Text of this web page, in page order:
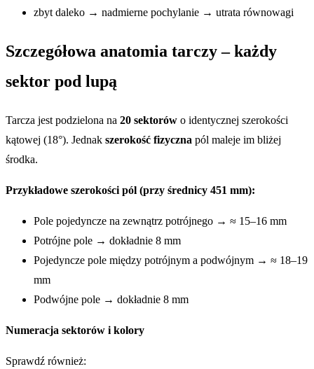
zbyt daleko → nadmierne pochylanie → utrata równowagi
Szczegółowa anatomia tarczy – każdy
sektor pod lupą
Tarcza jest podzielona na 20 sektorów o identycznej szerokości
kątowej (18°). Jednak szerokość fizyczna pól maleje im bliżej
środka.
Przykładowe szerokości pól (przy średnicy 451 mm):
Pole pojedyncze na zewnątrz potrójnego → ≈ 15–16 mm
Potrójne pole → dokładnie 8 mm
Pojedyncze pole między potrójnym a podwójnym → ≈ 18–19
mm
Podwójne pole → dokładnie 8 mm
Numeracja sektorów i kolory
Sprawdź również: